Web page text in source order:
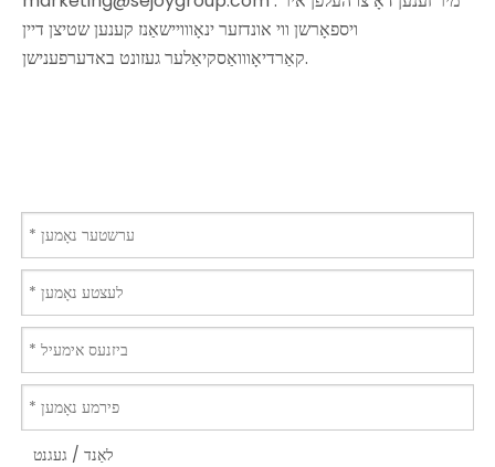
ויספאָרשן ווי אונדזער ינאָווויישאַנז קענען שטיצן דיין
קאַרדיאָווואַסקיאַלער געזונט באדערפענישן.
לאַנד / געגנט